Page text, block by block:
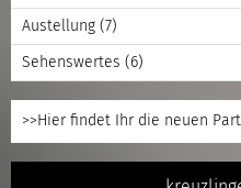
Austellung (7)
Sehenswertes (6)
>>Hier findet Ihr die neuen